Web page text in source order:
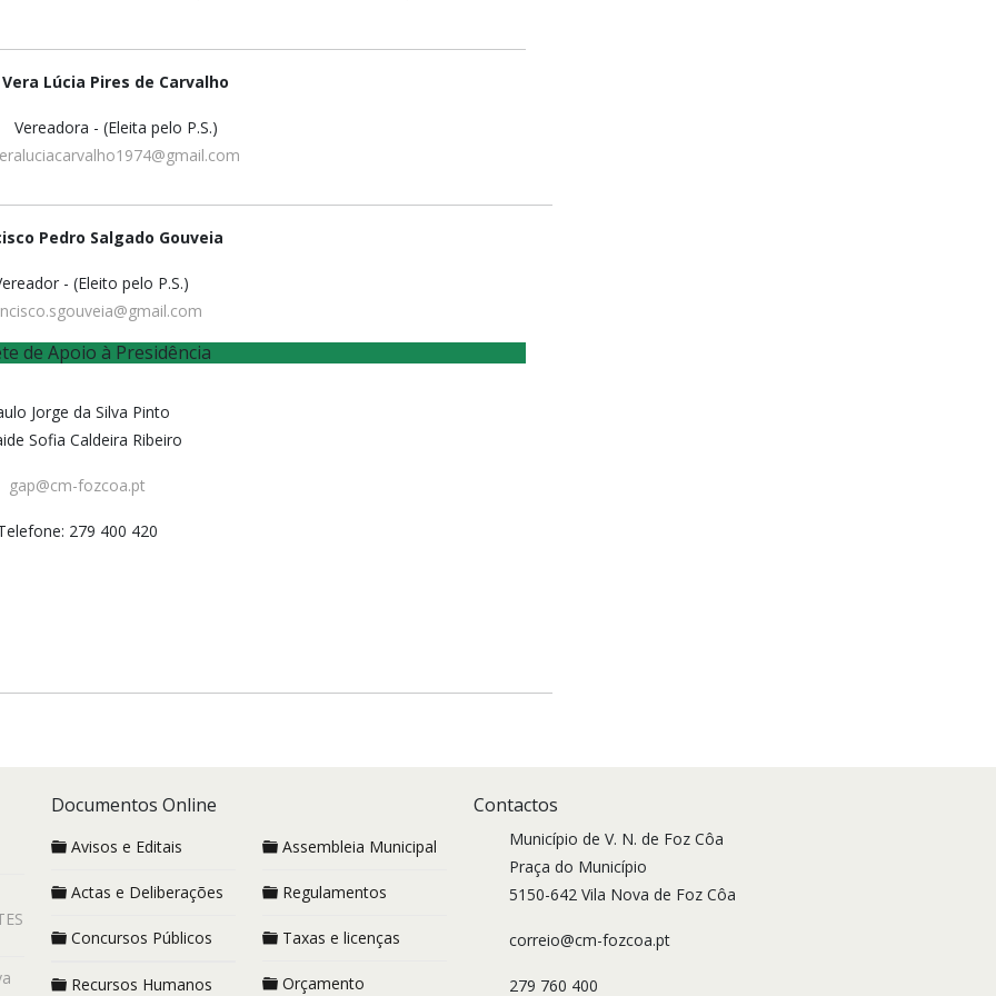
Vera Lúcia Pires de Carvalho
Vereadora - (Eleita pelo P.S.)
Pedro Salgado Gouveia
- (Eleito pelo P.S.)
de Apoio à Presidência
Jorge da Silva Pinto
Sofia Caldeira Ribeiro
gap@cm-fozcoa.pt
279 400 420
Documentos Online
Avisos e Editais
Actas e Deliberações
Concursos Públicos
Recursos Humanos
Assembleia Municipal
Regulamentos
Taxas e licenças
Orçamento
Contactos
Município de V. N. de Foz Côa
Praça do Município
5150-642 Vila Nova de Foz Côa
correio@cm-fozcoa.pt
279 760 400